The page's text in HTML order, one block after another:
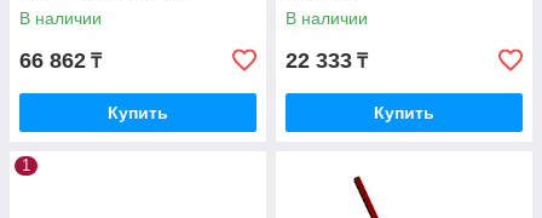
В наличии
66 862 ₸
Купить
В наличии
22 333 ₸
Купить
1